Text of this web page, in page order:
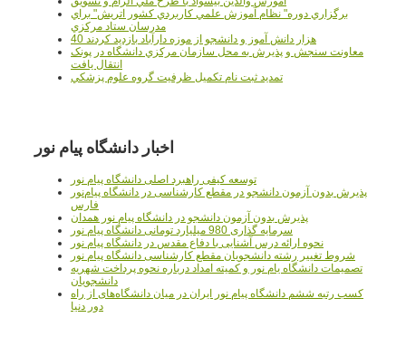
برگزاري دوره" نظام آموزش علمي كاربردي كشور اتريش" براي
مدرسان ستاد مرکزي
40 هزار دانش آموز و دانشجو از موزه دارآباد بازديد کردند
معاونت سنجش و پذيرش به محل سازمان مرکزي دانشگاه در پونک
انتقال يافت
تمديد ثبت نام تکميل ظرفيت گروه علوم پزشکي
اخبار دانشگاه پیام نور
توسعه کیفی راهبرد اصلی دانشگاه پیام نور
پذیرش بدون آزمون دانشجو در مقطع کارشناسی در دانشگاه پیام‌نور
فارس
پذیرش بدون آزمون دانشجو در دانشگاه پیام نور همدان
سرمایه گذاری 980 میلیارد تومانی دانشگاه پیام نور
نحوه ارائه درس آشنایی با دفاع مقدس در دانشگاه پیام نور
شروط تغییر رشته دانشجویان مقطع کارشناسی دانشگاه پیام نور
تصمیمات دانشگاه یام نور و کمیته امداد درباره نحوه پرداخت شهریه
دانشجویان
کسب رتبه ششم دانشگاه پیام نور ایران در میان دانشگاه‌های از راه
دور دنیا